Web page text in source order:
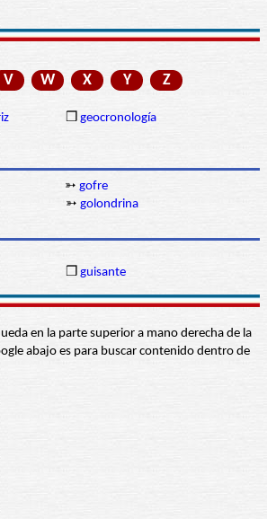
V W X Y Z
❒ geocronología
➳ gofre
➳ golondrina
❒ guisante
en la parte superior a mano derecha de la
abajo es para buscar contenido dentro de